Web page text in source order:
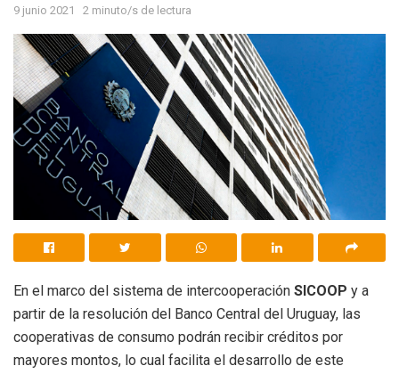
9 junio 2021 2 minuto/s de lectura
En el marco del sistema de intercooperación SICOOP y a
partir de la resolución del Banco Central del Uruguay, las
cooperativas de consumo podrán recibir créditos por
mayores montos, lo cual facilita el desarrollo de este